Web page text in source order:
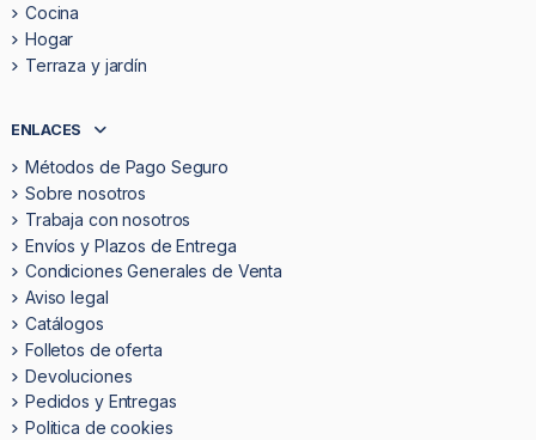
Cocina
Hogar
Terraza y jardín
ENLACES
Métodos de Pago Seguro
Sobre nosotros
Trabaja con nosotros
Envíos y Plazos de Entrega
Condiciones Generales de Venta
Aviso legal
Catálogos
Folletos de oferta
Devoluciones
Pedidos y Entregas
Politica de cookies